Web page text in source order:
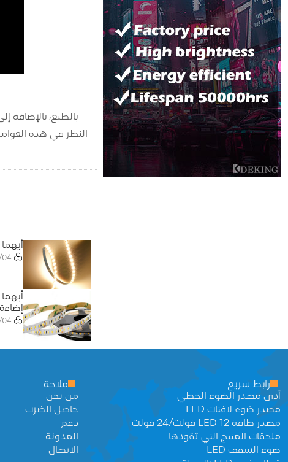
بالطبع،
النظر في هذه
04
04
رابط سريع
أدى مصدر الضوء الخطي
مصدر ضوء لافتات LED
مصدر طاقة LED 12 فولت/24 فولت
ملحقات المنتج التي تقودها
ضوء السقف LED
ملاحة
من نحن
حاصل الضرب
دعم
المدونة
الاتصال